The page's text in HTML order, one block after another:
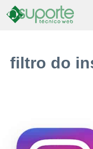
Pular
para
conteúdo
filtro do